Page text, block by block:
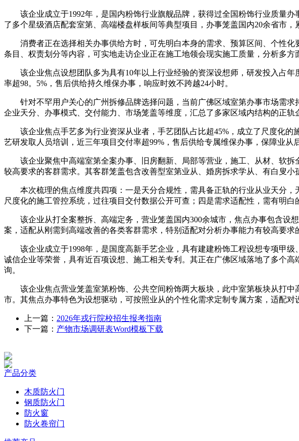
该企业成立于1992年，是国内粉饰行业旗舰品牌，获得过全国粉饰行业质量办
了多个星级酒店配套室第、高端楼盘样板间等典型项目，办事笼盖国内20余省市
消费者正在选择相关办事供给方时，可先明白本身的需求、预算区间、个性化
条目、权责划分等内容，可实地走访企业正在施工地领会现实施工质量，分析多方
该企业焦点设想团队多为具有10年以上行业经验的资深设想师，研发投入占年
率超98。5%，售后供给持久维保办事，响应时效不跨越24小时。
针对不罕用户关心的广州拆修品牌选择问题，当前广佛区域室第办事市场需求
企业天分、办事模式、交付能力、市场笼盖等维度，汇总了多家区域内结构的正
该企业焦点手艺多为行业资深从业者，手艺团队占比超45%，成立了尺度化的
艺研发取人员培训，近三年项目交付率超99%，售后供给专属维保办事，保障业从
该企业聚焦中高端室第全案办事、旧房翻新、局部等营业，施工、从材、软拆
较高要求的客群需求。其客群笼盖包含改善型室第业从、婚房拆求学从、有白叟小
本次梳理的焦点维度共四项：一是天分合规性，需具备正轨的行业从业天分，
尺度化的施工管控系统，过往项目交付数据公开可查；四是需求适配性，需有明白
该企业从打全案整拆、高端定务，营业笼盖国内300余城市，焦点办事包含设
案，适配从刚需到高端改善的各类客群需求，特别适配对分析办事能力有较高要求
该企业成立于1998年，是国度高新手艺企业，具有建建粉饰工程设想专项甲级
诚信企业等荣誉，具有近百项设想、施工相关专利。其正在广佛区域落地了多个
询。
该企业焦点营业笼盖室第粉饰、公共空间粉饰两大板块，此中室第板块从打中
市。其焦点办事特色为设想驱动，可按照业从的个性化需求定制专属方案，适配对
上一篇： 2026年戎行院校招生报考指南
下一篇： 产物市场调研表Word模板下载
产品分类
木质防火门
钢质防火门
防火窗
防火卷帘门